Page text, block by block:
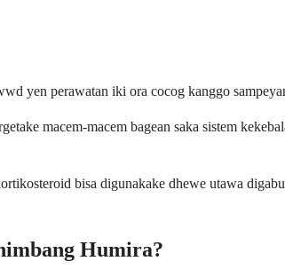
yen perawatan iki ora cocog kanggo
macem-macem bagean saka sistem
bisa digunakake dhewe utawa
Humira?